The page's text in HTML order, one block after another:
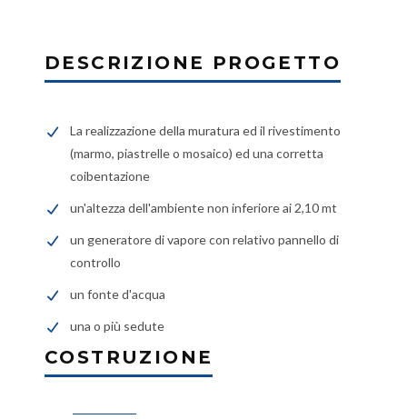
DESCRIZIONE PROGETTO
La realizzazione della muratura ed il rivestimento
(marmo, piastrelle o mosaico) ed una corretta
coibentazione
un'altezza dell'ambiente non inferiore ai 2,10 mt
un generatore di vapore con relativo pannello di
controllo
un fonte d'acqua
una o più sedute
COSTRUZIONE